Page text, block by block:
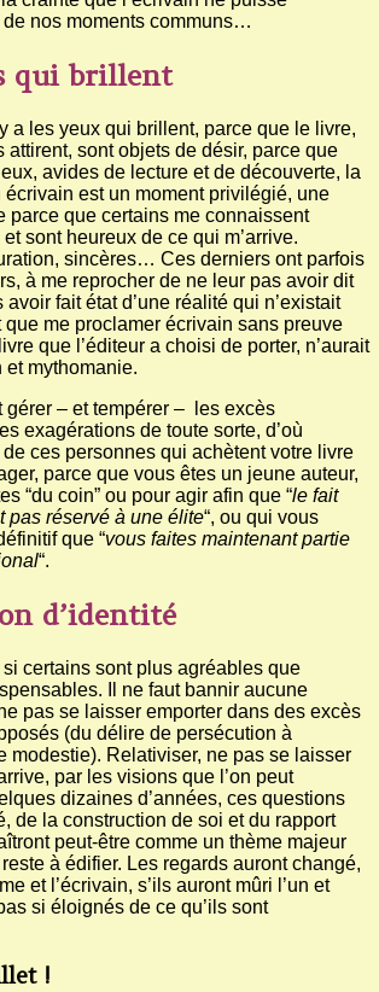
de nos moments communs…
qui brillent
a les yeux qui brillent, parce que le livre,
sont objets de désir, parce que
avides de lecture et de découverte, la
écrivain est un moment privilégié, une
parce que certains me connaissent
sont heureux de ce qui m’arrive.
sincères… Ces derniers ont parfois
à me reprocher de ne leur pas avoir dit
fait état d’une réalité qui n’existait
que me proclamer écrivain sans preuve
que l’éditeur a choisi de porter, n’aurait
et mythomanie.
gérer – et tempérer – les excès
exagérations de toute sorte, d’où
ces personnes qui achètent votre livre
parce que vous êtes un jeune auteur,
“du coin” ou pour agir afin que “le fait
pas réservé à une élite“, ou qui vous
que “vous faites maintenant partie
“.
d’identité
certains sont plus agréables que
Il ne faut bannir aucune
pas se laisser emporter dans des excès
(du délire de persécution à
modestie). Relativiser, ne pas se laisser
par les visions que l’on peut
dizaines d’années, ces questions
de la construction de soi et du rapport
peut-être comme un thème majeur
à édifier. Les regards auront changé,
et l’écrivain, s’ils auront mûri l’un et
si éloignés de ce qu’ils sont
!